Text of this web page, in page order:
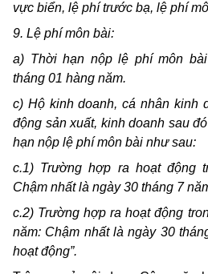
vực biển, lệ phí trước bạ, lệ phí
9. Lệ phí môn bài:
a) Thời hạn nộp lệ phí môn
tháng 01 hàng năm.
c) Hộ kinh doanh, cá nhân kinh
động sản xuất, kinh doanh sau
hạn nộp lệ phí môn bài như sau:
c.1) Trường hợp ra hoạt động
Chậm nhất là ngày 30 tháng 7
c.2) Trường hợp ra hoạt động
năm: Chậm nhất là ngày 30
hoạt động”.